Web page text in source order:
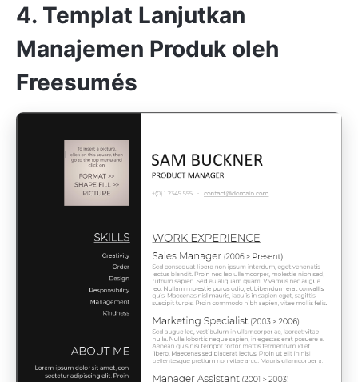
4. Templat Lanjutkan
Manajemen Produk oleh
Freesumés